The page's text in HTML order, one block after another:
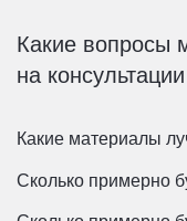
Какие вопросы
на
Какие материалы
Сколько примерно